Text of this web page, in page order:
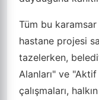
Tüm bu
hastane projesi
tazelerken,
Alanları" ve
çalışmaları,